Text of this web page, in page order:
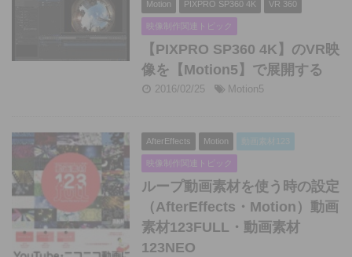
Motion PIXPRO SP360 4K VR 360
映像制作関連トピック
【PIXPRO SP360 4K】のVR映
像を【Motion5】で展開する
2016/02/25 Motion5
AfterEffects Motion
映像制作関連トピック
ループ動画素材を使う時の設定
（AfterEffects・Motion）動画
素材123FULL・動画素材
123NEO